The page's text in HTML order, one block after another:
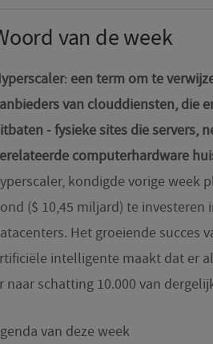
van de week
: een term om te
van clouddiensten, die
- fysieke sites die servers,
computerhardware
kondigde vorige week
($ 10,45 miljard) te
Het groeiende succes
intelligente maakt dat er
naar schatting 10.000 van
van deze week